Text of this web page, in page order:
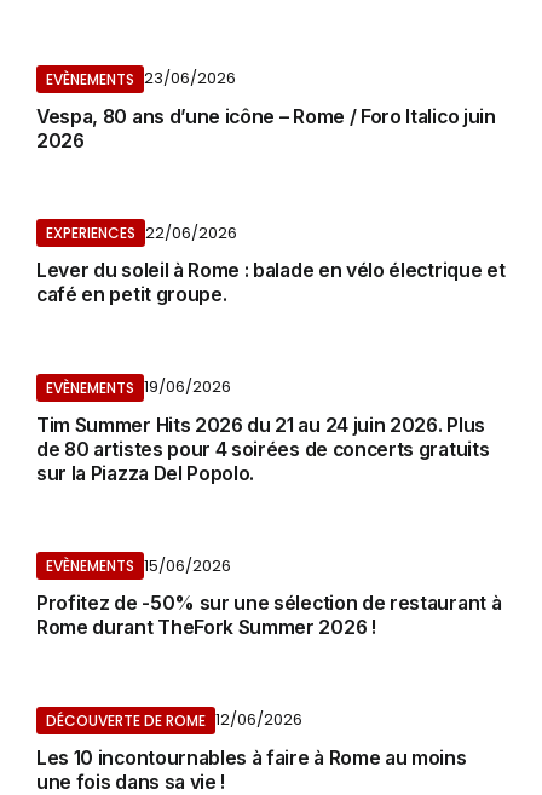
EVÈNEMENTS 23/06/2026
Vespa, 80 ans d’une icône – Rome / Foro Italico juin
2026
EXPERIENCES 22/06/2026
Lever du soleil à Rome : balade en vélo électrique et
café en petit groupe.
EVÈNEMENTS 19/06/2026
Tim Summer Hits 2026 du 21 au 24 juin 2026. Plus
de 80 artistes pour 4 soirées de concerts gratuits
sur la Piazza Del Popolo.
EVÈNEMENTS 15/06/2026
Profitez de -50% sur une sélection de restaurant à
Rome durant TheFork Summer 2026 !
DÉCOUVERTE DE ROME 12/06/2026
Les 10 incontournables à faire à Rome au moins
une fois dans sa vie !